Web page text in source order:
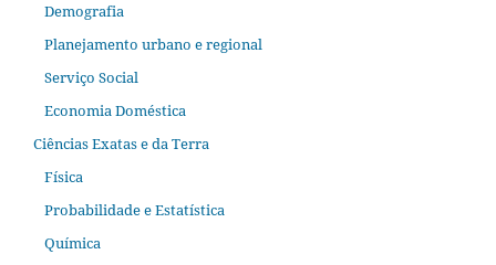
Demografia
Planejamento urbano e regional
Serviço Social
Economia Doméstica
Ciências Exatas e da Terra
Física
Probabilidade e Estatística
Química